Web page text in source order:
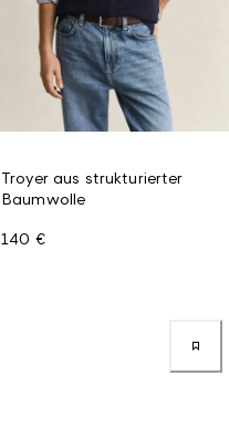
Troyer aus strukturierter
Baumwolle
140 €